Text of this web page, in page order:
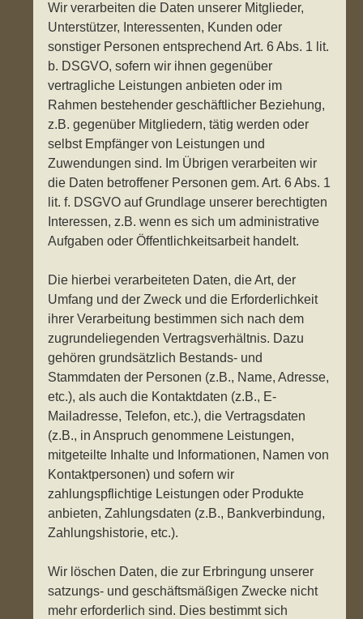
Wir verarbeiten die Daten unserer Mitglieder,
Unterstützer, Interessenten, Kunden oder
sonstiger Personen entsprechend Art. 6 Abs. 1 lit.
b. DSGVO, sofern wir ihnen gegenüber
vertragliche Leistungen anbieten oder im
Rahmen bestehender geschäftlicher Beziehung,
z.B. gegenüber Mitgliedern, tätig werden oder
selbst Empfänger von Leistungen und
Zuwendungen sind. Im Übrigen verarbeiten wir
die Daten betroffener Personen gem. Art. 6 Abs. 1
lit. f. DSGVO auf Grundlage unserer berechtigten
Interessen, z.B. wenn es sich um administrative
Aufgaben oder Öffentlichkeitsarbeit handelt.
Die hierbei verarbeiteten Daten, die Art, der
Umfang und der Zweck und die Erforderlichkeit
ihrer Verarbeitung bestimmen sich nach dem
zugrundeliegenden Vertragsverhältnis. Dazu
gehören grundsätzlich Bestands- und
Stammdaten der Personen (z.B., Name, Adresse,
etc.), als auch die Kontaktdaten (z.B., E-
Mailadresse, Telefon, etc.), die Vertragsdaten
(z.B., in Anspruch genommene Leistungen,
mitgeteilte Inhalte und Informationen, Namen von
Kontaktpersonen) und sofern wir
zahlungspflichtige Leistungen oder Produkte
anbieten, Zahlungsdaten (z.B., Bankverbindung,
Zahlungshistorie, etc.).
Wir löschen Daten, die zur Erbringung unserer
satzungs- und geschäftsmäßigen Zwecke nicht
mehr erforderlich sind. Dies bestimmt sich